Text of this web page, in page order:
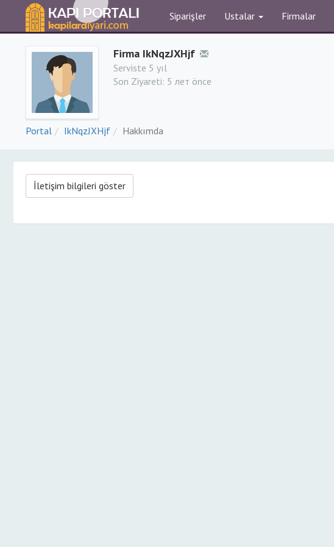
Siparişler Ustalar Firmalar
Firma IkNqzJXHjf
Serviste 5 yıl
Son Ziyareti: 5 лет önce
Portal IkNqzJXHjf Hakkımda
İletişim bilgileri göster